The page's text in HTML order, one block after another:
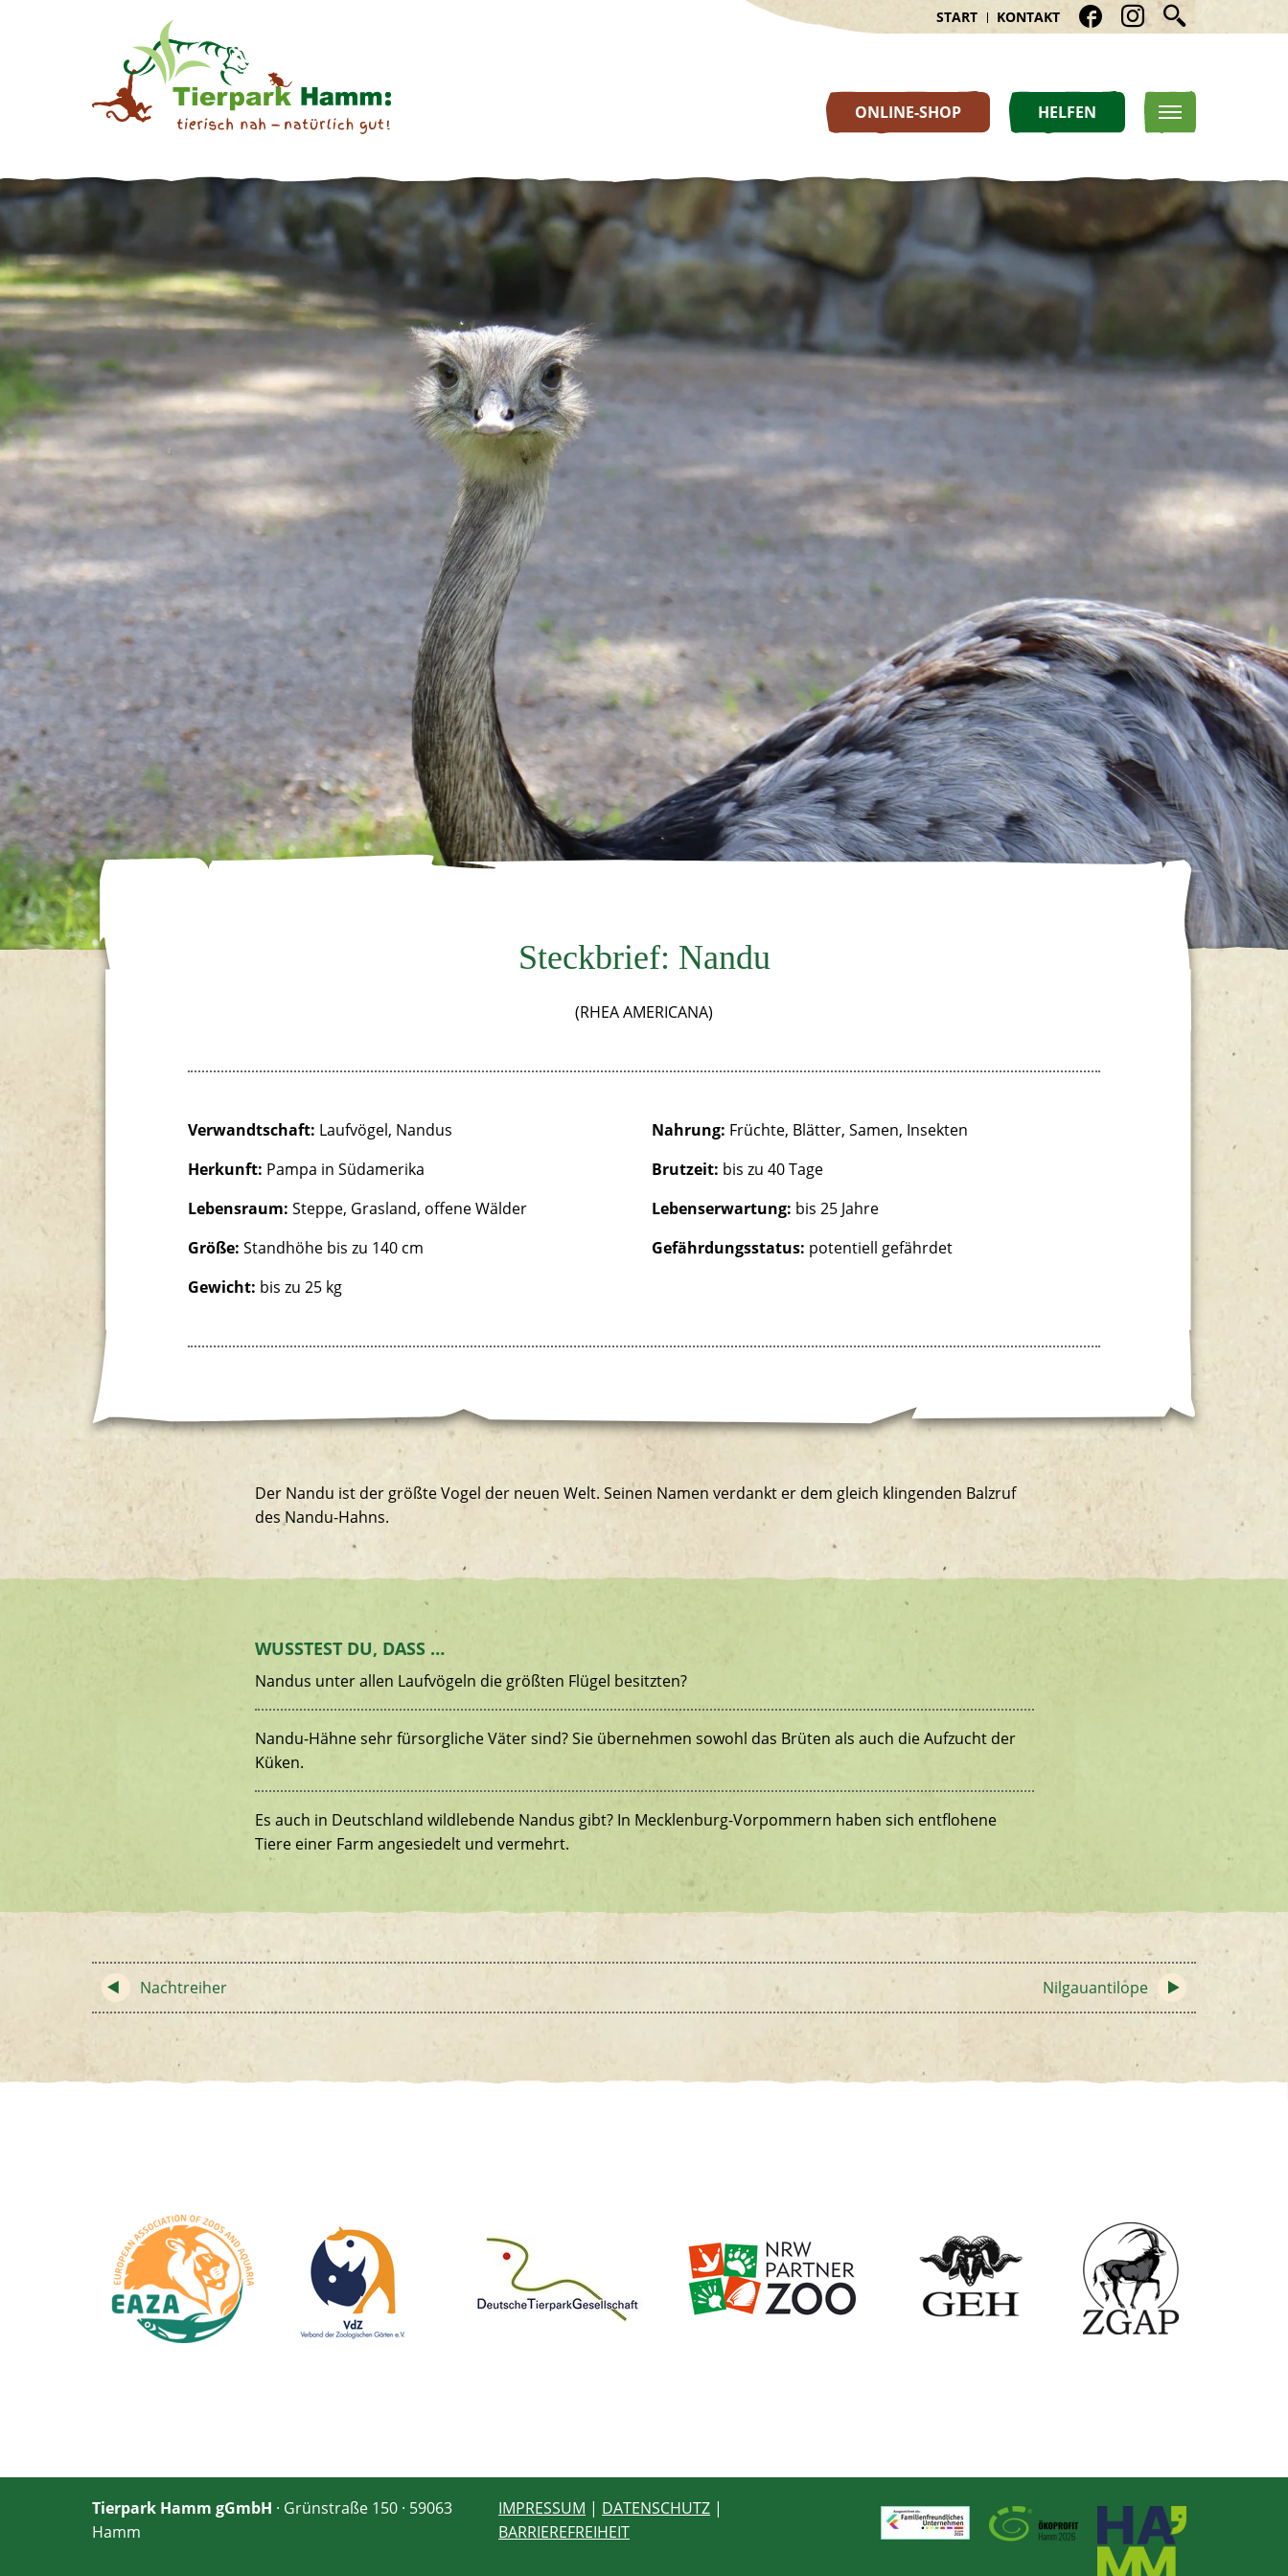
Springe direkt zu:
Hauptmenü
Inhalt
START KONTAKT
ONLINE-SHOP HELFEN
ONLINE-SHOP
Tageskarten
Jahreskarten
Angebote der Zooschule
Gutscheine
TIERE &
ERLEBNISWELTEN
Tierische Bewohner
Afrikaanlage
Afrikavoliere
Erdmännchenanlage
Fabeltier-Erlebniswelt
Inselwelten
Kinderbauernhof &
Streichelgehege
Tigeranlage
Südamerikaanlage
BESUCH PLANEN
Öffnungszeiten
Lageplan
Preisübersicht
Gastronomie
Service & FAQs
TIERPARK ERLEBEN
Angebote für Schulen &
Kitas
Schüler:innenakademie
Gruppenführungen
Kindergeburtstage
Tag an der Seite eines
Tierpflegers
Tierisches Meet & Greet
HELFEN
Artenschutzprojekte
Förderverein
Spenden
Sponsorenbänke
Aufgaben eines Zoos
Mitgliedschaften
Steckbrief: Nandu
(RHEA AMERICANA)
Verwandtschaft: Laufvögel, Nandus
Herkunft: Pampa in Südamerika
Lebensraum: Steppe, Grasland, offene Wälder
Größe: Standhöhe bis zu 140 cm
Gewicht: bis zu 25 kg
Nahrung: Früchte, Blätter, Samen, Insekten
Brutzeit: bis zu 40 Tage
Lebenserwartung: bis 25 Jahre
Gefährdungsstatus: potentiell gefährdet
Der Nandu ist der größte Vogel der neuen Welt. Seinen Namen verdankt er dem gleich klingenden Balzruf
des Nandu-Hahns.
WUSSTEST DU, DASS …
Nandus unter allen Laufvögeln die größten Flügel besitzten?
Nandu-Hähne sehr fürsorgliche Väter sind? Sie übernehmen sowohl das Brüten als auch die Aufzucht der
Küken.
Es auch in Deutschland wildlebende Nandus gibt? In Mecklenburg-Vorpommern haben sich entflohene
Tiere einer Farm angesiedelt und vermehrt.
Nachtreiher Nilgauantilope
Tierpark Hamm gGmbH · Grünstraße 150 · 59063
Hamm
IMPRESSUM | DATENSCHUTZ |
BARRIEREFREIHEIT